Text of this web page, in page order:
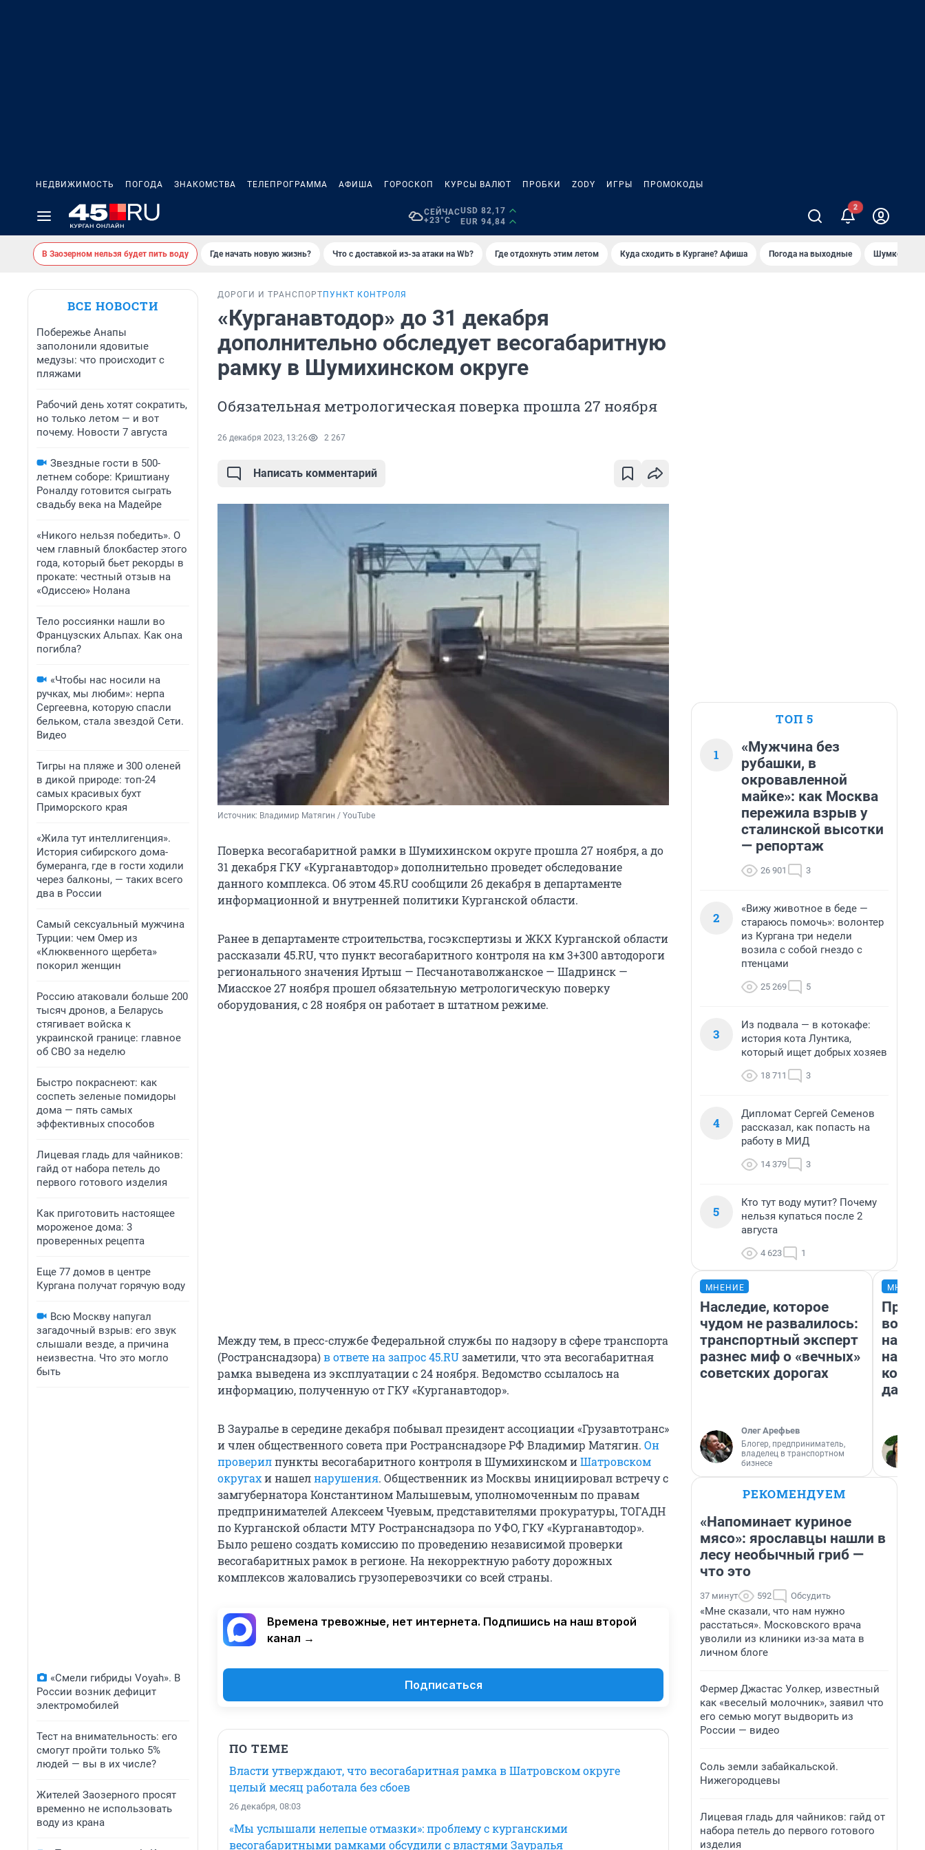
НЕДВИЖИМОСТЬ ПОГОДА ЗНАКОМСТВА ТЕЛЕПРОГРАММА АФИША ГОРОСКОП КУРСЫ ВАЛЮТ ПРОБКИ ZODY ИГРЫ ПРОМОКОДЫ
СЕЙЧАС
+23°C
USD 82,17
EUR 94,84
В Заозерном нельзя будет пить воду Где начать новую жизнь? Что с доставкой из-за атаки на Wb? Где отдохнуть этим летом Куда сходить в Кургане? Афиша Погода на выходные Шумков в
ВСЕ НОВОСТИ
Побережье Анапы
заполонили ядовитые
медузы: что происходит с
пляжами
Рабочий день хотят сократить,
но только летом — и вот
почему. Новости 7 августа
Звездные гости в 500-
летнем соборе: Криштиану
Роналду готовится сыграть
свадьбу века на Мадейре
«Никого нельзя победить». О
чем главный блокбастер этого
года, который бьет рекорды в
прокате: честный отзыв на
«Одиссею» Нолана
Тело россиянки нашли во
Французских Альпах. Как она
погибла?
«Чтобы нас носили на
ручках, мы любим»: нерпа
Сергеевна, которую спасли
бельком, стала звездой Сети.
Видео
Тигры на пляже и 300 оленей
в дикой природе: топ-24
самых красивых бухт
Приморского края
«Жила тут интеллигенция».
История сибирского дома-
бумеранга, где в гости ходили
через балконы, — таких всего
два в России
Самый сексуальный мужчина
Турции: чем Омер из
«Клюквенного щербета»
покорил женщин
Россию атаковали больше 200
тысяч дронов, а Беларусь
стягивает войска к
украинской границе: главное
об СВО за неделю
Быстро покраснеют: как
соспеть зеленые помидоры
дома — пять самых
эффективных способов
Лицевая гладь для чайников:
гайд от набора петель до
первого готового изделия
Как приготовить настоящее
мороженое дома: 3
проверенных рецепта
Еще 77 домов в центре
Кургана получат горячую воду
Всю Москву напугал
загадочный взрыв: его звук
слышали везде, а причина
неизвестна. Что это могло
быть
«Смели гибриды Voyah». В
России возник дефицит
электромобилей
Тест на внимательность: его
смогут пройти только 5%
людей — вы в их числе?
Жителей Заозерного просят
временно не использовать
воду из крана
ДОРОГИ И ТРАНСПОРТ ПУНКТ КОНТРОЛЯ
«Курганавтодор» до 31 декабря
дополнительно обследует весогабаритную
рамку в Шумихинском округе
Обязательная метрологическая поверка прошла 27 ноября
26 декабря 2023, 13:26 2 267
Написать комментарий
Источник: Владимир Матягин / YouTube
Поверка весогабаритной рамки в Шумихинском округе прошла 27 ноября, а до
31 декабря ГКУ «Курганавтодор» дополнительно проведет обследование
данного комплекса. Об этом 45.RU сообщили 26 декабря в департаменте
информационной и внутренней политики Курганской области.
Ранее в департаменте строительства, госэкспертизы и ЖКХ Курганской области
рассказали 45.RU, что пункт весогабаритного контроля на км 3+300 автодороги
регионального значения Иртыш — Песчанотаволжанское — Шадринск —
Миасское 27 ноября прошел обязательную метрологическую поверку
оборудования, с 28 ноября он работает в штатном режиме.
Между тем, в пресс-службе Федеральной службы по надзору в сфере транспорта
(Ространснадзора)в ответе на запрос 45.RUзаметили, что эта весогабаритная
рамка выведена из эксплуатации с 24 ноября. Ведомство ссылалось на
информацию, полученную от ГКУ «Курганавтодор».
В Зауралье в середине декабря побывал президент ассоциации «Грузавтотранс»
и член общественного совета при Ространснадзоре РФ Владимир Матягин. Он
проверилпункты весогабаритного контроля в Шумихинском иШатровском
округахи нашелнарушения. Общественник из Москвы инициировал встречу с
замгубернатора Константином Малышевым, уполномоченным по правам
предпринимателей Алексеем Чуевым, представителями прокуратуры, ТОГАДН
по Курганской области МТУ Ространснадзора по УФО, ГКУ «Курганавтодор».
Было решено создать комиссию по проведению независимой проверки
весогабаритных рамок в регионе. На некорректную работу дорожных
комплексов жаловались грузоперевозчики со всей страны.
Времена тревожные, нет интернета. Подпишись на наш второй
канал →
Подписаться
ПО ТЕМЕ
Власти утверждают, что весогабаритная рамка в Шатровском округе
целый месяц работала без сбоев
26 декабря, 08:03
«Мы услышали нелепые отмазки»: проблему с курганскими
весогабаритными рамками обсудили с властями Зауралья
ТОП 5
1
«Мужчина без
рубашки, в
окровавленной
майке»: как Москва
пережила взрыв у
сталинской высотки
— репортаж
26 901 3
2
«Вижу животное в беде —
стараюсь помочь»: волонтер
из Кургана три недели
возила с собой гнездо с
птенцами
25 269 5
3
Из подвала — в котокафе:
история кота Лунтика,
который ищет добрых хозяев
18 711 3
4
Дипломат Сергей Семенов
рассказал, как попасть на
работу в МИД
14 379 3
5
Кто тут воду мутит? Почему
нельзя купаться после 2
августа
4 623 1
МНЕНИЕ
Наследие, которое
чудом не развалилось:
транспортный эксперт
разнес миф о «вечных»
советских дорогах
Олег Арефьев
Блогер, предприниматель,
владелец в транспортном
бизнесе
нам
даже
РЕКОМЕНДУЕМ
«Напоминает куриное
мясо»: ярославцы нашли в
лесу необычный гриб —
что это
37 минут 592 Обсудить
«Мне сказали, что нам нужно
расстаться». Московского врача
уволили из клиники из-за мата в
личном блоге
Фермер Джастас Уолкер, известный
как «веселый молочник», заявил что
его семью могут выдворить из
России — видео
Соль земли забайкальской.
Нижегородцевы
Лицевая гладь для чайников: гайд от
набора петель до первого готового
изделия